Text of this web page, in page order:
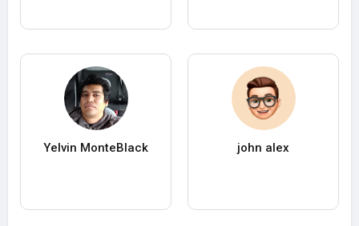
Yelvin MonteBlack john alex